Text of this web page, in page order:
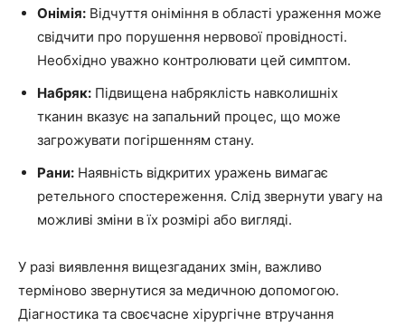
Онімія: Відчуття оніміння в області ураження може
свідчити про порушення нервової провідності.
Необхідно уважно контролювати цей симптом.
Набряк: Підвищена набряклість навколишніх
тканин вказує на запальний процес, що може
загрожувати погіршенням стану.
Рани: Наявність відкритих уражень вимагає
ретельного спостереження. Слід звернути увагу на
можливі зміни в їх розмірі або вигляді.
У разі виявлення вищезгаданих змін, важливо
терміново звернутися за медичною допомогою.
Діагностика та своєчасне хірургічне втручання